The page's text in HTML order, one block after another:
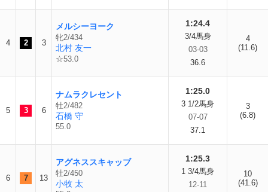
4 2 3
メルシーヨーク
牝2/434
北村 友一
☆53.0
1:24.4
3/4馬身
03-03
36.6
4
(11.6)
5 3 6
ナムラクレセント
牡2/482
石橋 守
55.0
1:25.0
3 1/2馬身
07-07
37.1
3
(6.8)
6 7 13
アグネススキャッブ
牡2/450
小牧 太
1:25.3
1 3/4馬身
12-11
10
(41.6)